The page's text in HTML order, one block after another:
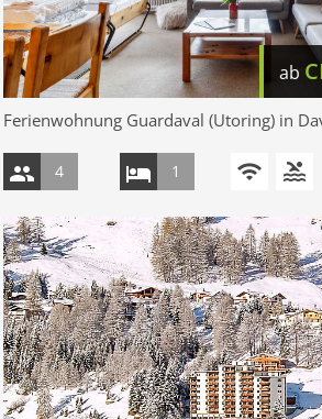
ab
Ferienwohnung Guardaval (Utoring) in
4 1